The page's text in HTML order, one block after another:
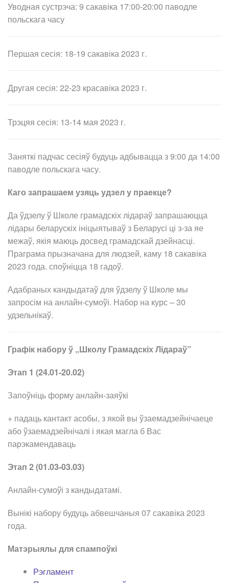
Уводная сустрэча: 9 сакавіка 17:00-20:00 паводле
польскага часу
Першая сесія: 18-19 сакавіка 2023 г.
Другая сесія: 22-23 красавіка 2023 г.
Трэцяя сесія: 13-14 мая 2023 г.
Заняткі падчас сесіяў будуць адбывацца з 9:00 да 14:00
паводле польскага часу.
Каго запрашаем узяць удзел у праекце?
Да ўдзелу ў Школе грамадскіх лідараў запрашаюцца
лідары беларускіх ініцыятываў з Беларусі ці з-за яе
межаў, якія маюць досвед грамадскай дзейнасці.
Праграма прызначана для людзей, каму 18 сакавіка
2023 года. споўніцца 18 гадоў.
Адабраных кандыдатаў для ўдзелу ў Школе мы
запросім на анлайн-сумоўі. Набор на курс – 30
удзельнікаў.
Графік набору ў „Школу Грамадскіх Лідараў”
Этап 1 (24.01-20.02)
Запоўніць форму анлайн-заяўкі
+ падаць кантакт асобы, з якой вы ўзаемадзейнічаеце
або ўзаемадзейнічалі і якая магла б Вас
парэкамендаваць
Этап 2 (01.03-03.03)
Анлайн-сумоўі з кандыдатамі.
Вынікі набору будуць абвешчаныя 07 сакавіка 2023
года.
Матэрыялы для спампоўкі
Рэгламент